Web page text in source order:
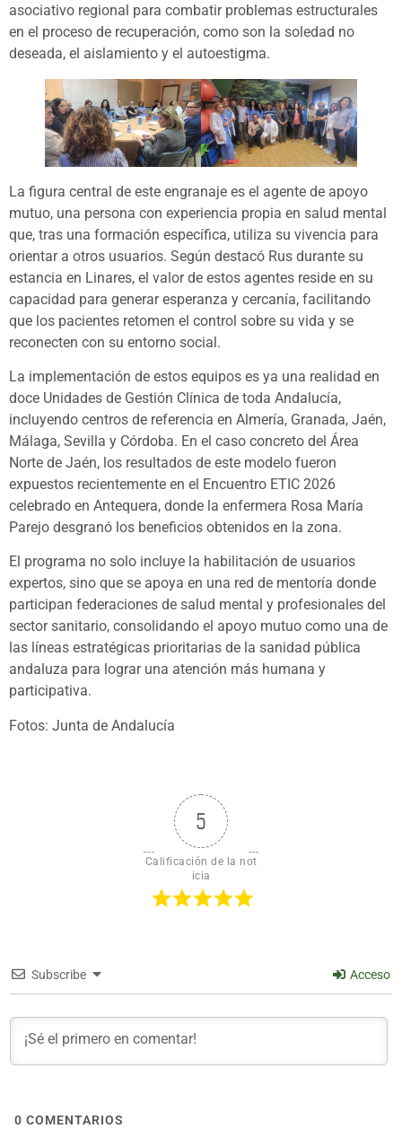
asociativo regional para combatir problemas estructurales
en el proceso de recuperación, como son la soledad no
deseada, el aislamiento y el autoestigma.
La figura central de este engranaje es el agente de apoyo
mutuo, una persona con experiencia propia en salud mental
que, tras una formación específica, utiliza su vivencia para
orientar a otros usuarios. Según destacó Rus durante su
estancia en Linares, el valor de estos agentes reside en su
capacidad para generar esperanza y cercanía, facilitando
que los pacientes retomen el control sobre su vida y se
reconecten con su entorno social.
La implementación de estos equipos es ya una realidad en
doce Unidades de Gestión Clínica de toda Andalucía,
incluyendo centros de referencia en Almería, Granada, Jaén,
Málaga, Sevilla y Córdoba. En el caso concreto del Área
Norte de Jaén, los resultados de este modelo fueron
expuestos recientemente en el Encuentro ETIC 2026
celebrado en Antequera, donde la enfermera Rosa María
Parejo desgranó los beneficios obtenidos en la zona.
El programa no solo incluye la habilitación de usuarios
expertos, sino que se apoya en una red de mentoría donde
participan federaciones de salud mental y profesionales del
sector sanitario, consolidando el apoyo mutuo como una de
las líneas estratégicas prioritarias de la sanidad pública
andaluza para lograr una atención más humana y
participativa.
Fotos: Junta de Andalucía
5
Calificación de la not
icia
Subscribe Acceso
0 COMENTARIOS